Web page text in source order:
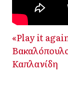
«Play it
Καπλανίδη